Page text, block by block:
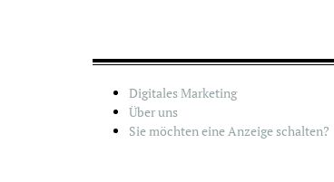
Digitales Marketing
Über uns
Sie möchten eine Anzeige schalten?